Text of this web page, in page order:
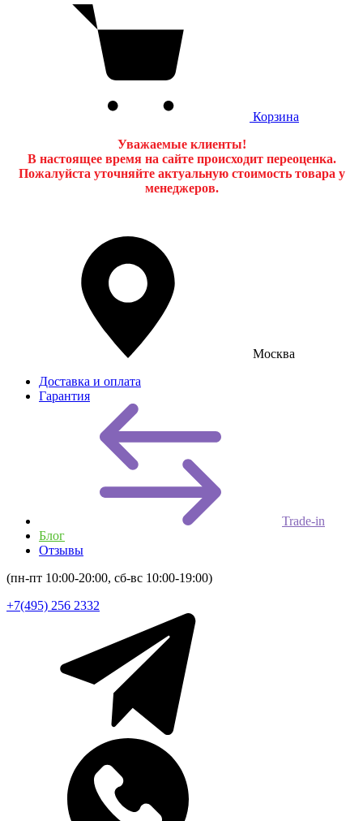
Корзина
Уважаемые клиенты!
В настоящее время на сайте происходит переоценка.
Пожалуйста уточняйте актуальную стоимость товара у
менеджеров.
Москва
Доставка и оплата
Гарантия
Trade-in
Блог
Отзывы
(пн-пт 10:00-20:00, сб-вс 10:00-19:00)
+7(495) 256 2332